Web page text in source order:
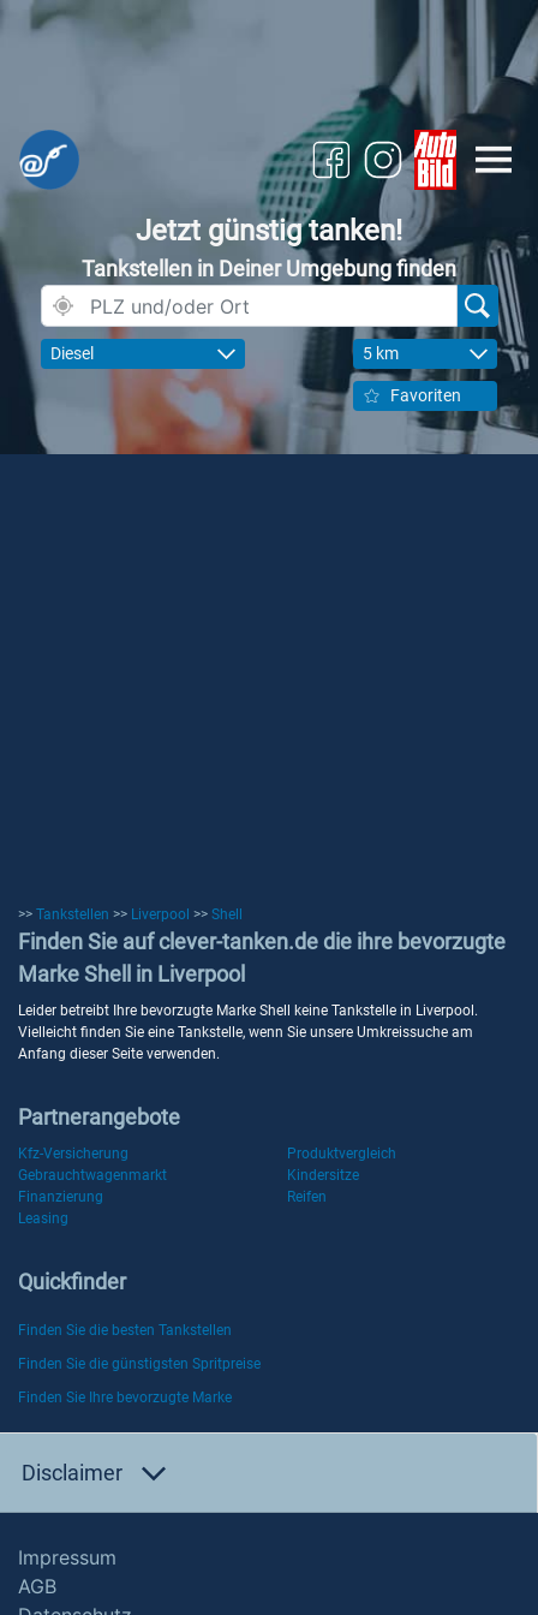
Jetzt günstig tanken!
Tankstellen in Deiner Umgebung finden
Diesel 5 km
Favoriten
>> Tankstellen >> Liverpool >> Shell
Finden Sie auf clever-tanken.de die ihre bevorzugte
Marke Shell in Liverpool
Leider betreibt Ihre bevorzugte Marke Shell keine Tankstelle in Liverpool.
Vielleicht finden Sie eine Tankstelle, wenn Sie unsere Umkreissuche am
Anfang dieser Seite verwenden.
Partnerangebote
Kfz-Versicherung
Produktvergleich
Gebrauchtwagenmarkt
Kindersitze
Finanzierung
Reifen
Leasing
Quickfinder
Finden Sie die besten Tankstellen
Finden Sie die günstigsten Spritpreise
Finden Sie Ihre bevorzugte Marke
Disclaimer
Impressum
AGB